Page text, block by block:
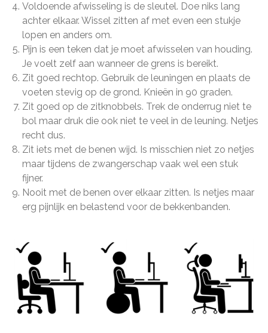
Voldoende afwisseling is de sleutel. Doe niks lang
achter elkaar. Wissel zitten af met even een stukje
lopen en anders om.
Pijn is een teken dat je moet afwisselen van houding.
Je voelt zelf aan wanneer de grens is bereikt.
Zit goed rechtop. Gebruik de leuningen en plaats de
voeten stevig op de grond. Knieën in 90 graden.
Zit goed op de zitknobbels. Trek de onderrug niet te
bol maar druk die ook niet te veel in de leuning. Netjes
recht dus.
Zit iets met de benen wijd. Is misschien niet zo netjes
maar tijdens de zwangerschap vaak wel een stuk
fijner.
Nooit met de benen over elkaar zitten. Is netjes maar
erg pijnlijk en belastend voor de bekkenbanden.